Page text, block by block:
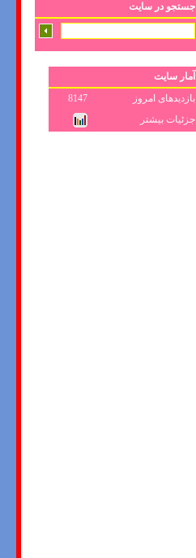
جستجو در سایت
آمار سایت
بازدیدهای امروز
8147
جزئیات بیشتر